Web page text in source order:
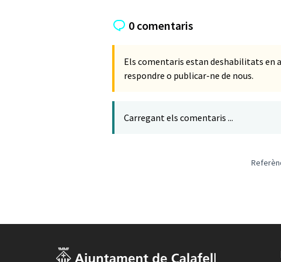
0 comentaris
Els comentaris estan deshabilitats en
respondre o publicar-ne de nous.
Carregant els comentaris ...